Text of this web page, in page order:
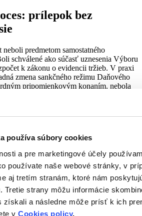
používa súbory cookies
a pre marketingové účely
používate naše webové stránky, v
aj tretím stranám, ktoré nám
Tretie strany môžu informácie
získali a následne môže prísť k ich
v Cookies policy.
prílepok bez
predmetom samostatného
schválené ako súčasť uznesenia Výboru
k zákonu o evidencii tržieb. V praxi
zmena sankčného režimu Daňového
pripomienkovým konaním, nebola
na podnikateľské prostredie a nedostala
s dotknutými subjektmi.
a posilňovania motivačných nástrojov
kde je časť porušení daňových povinností
a nestability právnej úpravy, je otázne, či
prinesie želaný preventívny účinok.
týkajú a čo treba urobiť